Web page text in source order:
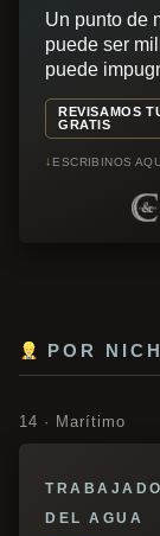
Un punto de
puede ser
puede
REVISAMOS
GRATIS
↓ ESCRIBINOS
POR
14 · Marítimo
DEL AGUA